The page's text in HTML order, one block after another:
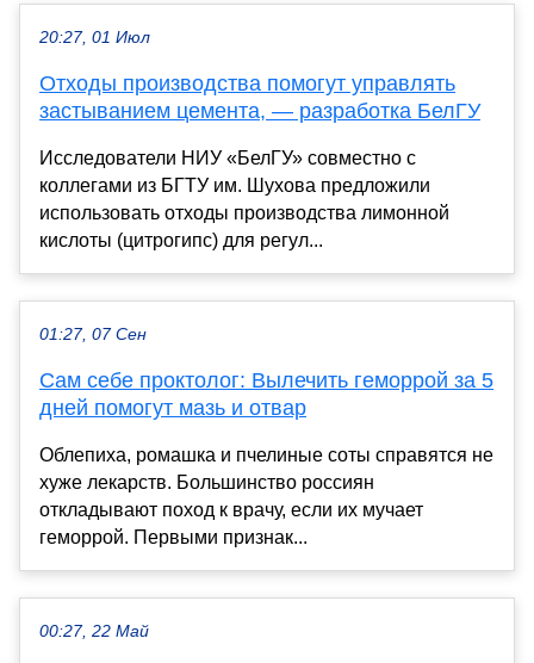
20:27, 01 Июл
Отходы производства помогут управлять
застыванием цемента, — разработка БелГУ
Исследователи НИУ «БелГУ» совместно с
коллегами из БГТУ им. Шухова предложили
использовать отходы производства лимонной
кислоты (цитрогипс) для регул...
01:27, 07 Сен
Сам себе проктолог: Вылечить геморрой за 5
дней помогут мазь и отвар
Облепиха, ромашка и пчелиные соты справятся не
хуже лекарств. Большинство россиян
откладывают поход к врачу, если их мучает
геморрой. Первыми признак...
00:27, 22 Май